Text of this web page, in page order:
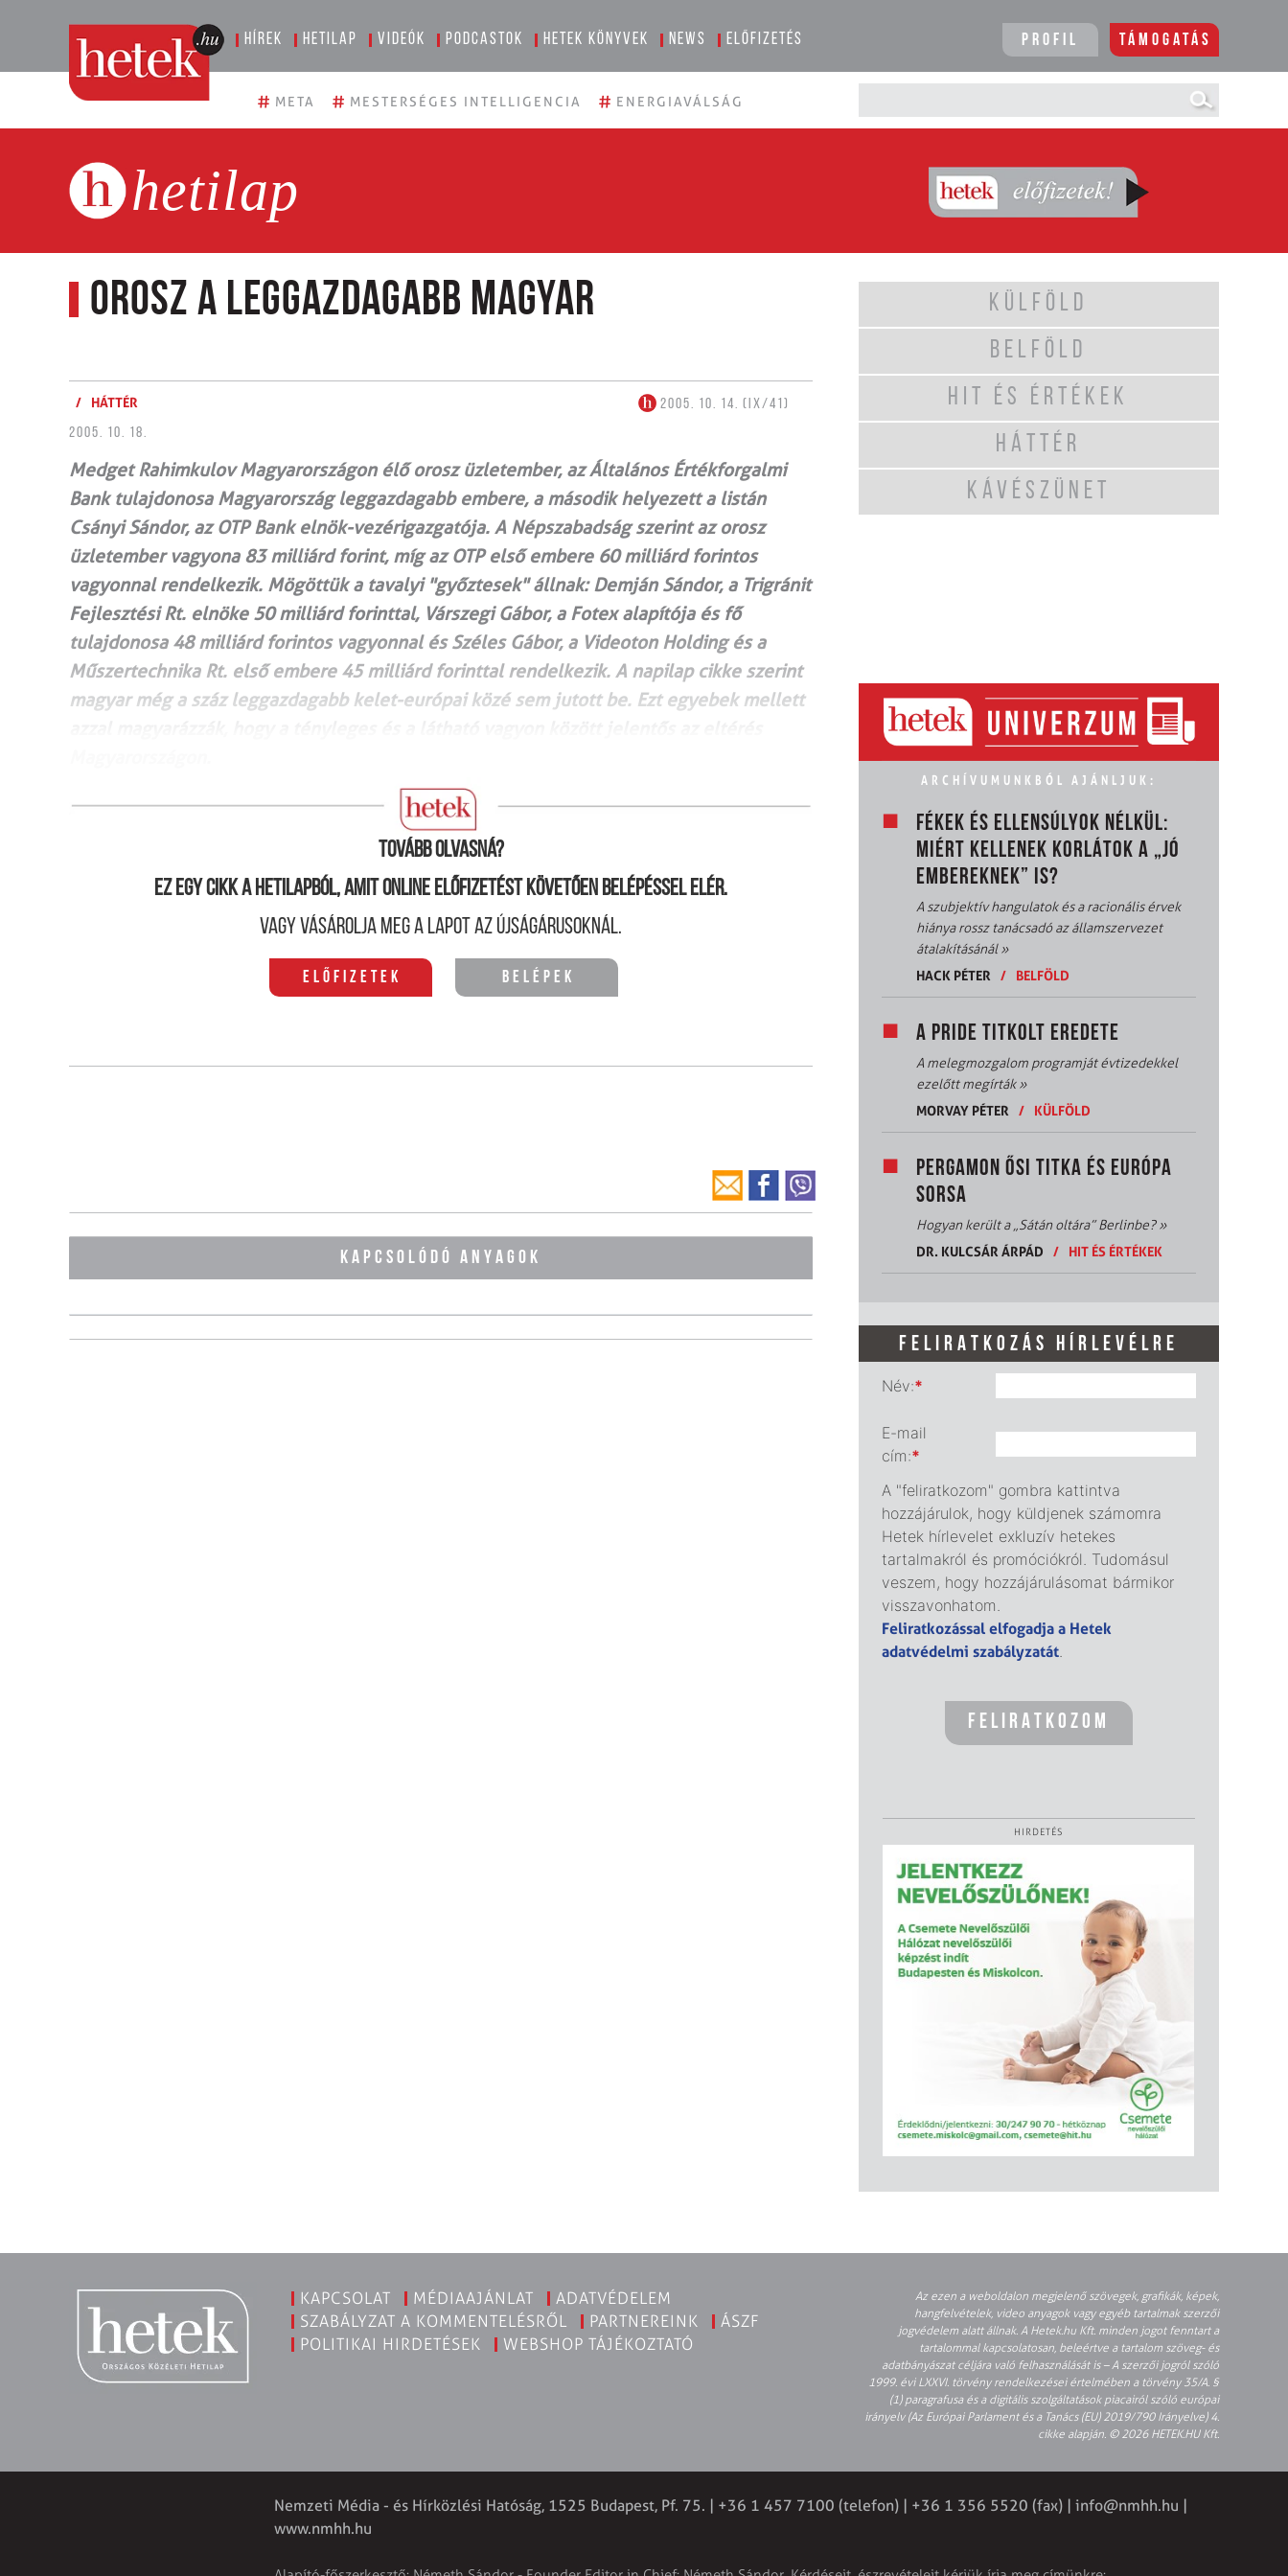
Hírek Hetilap Videók Podcastok Hetek könyvek News Előfizetés Profil Támogatás
# META # MESTERSÉGES INTELLIGENCIA # ENERGIAVÁLSÁG
hetilap
Orosz a leggazdagabb magyar
/ HÁTTÉR
2005. 10. 14. (IX/41)
2005. 10. 18.
Medget Rahimkulov Magyarországon élő orosz üzletember, az Általános Értékforgalmi
Bank tulajdonosa Magyarország leggazdagabb embere, a második helyezett a listán
Csányi Sándor, az OTP Bank elnök-vezérigazgatója. A Népszabadság szerint az orosz
üzletember vagyona 83 milliárd forint, míg az OTP első embere 60 milliárd forintos
vagyonnal rendelkezik. Mögöttük a tavalyi "győztesek" állnak: Demján Sándor, a Trigránit
Fejlesztési Rt. elnöke 50 milliárd forinttal, Várszegi Gábor, a Fotex alapítója és fő
tulajdonosa 48 milliárd forintos vagyonnal és Széles Gábor, a Videoton Holding és a
Műszertechnika Rt. első embere 45 milliárd forinttal rendelkezik. A napilap cikke szerint
magyar még a száz leggazdagabb kelet-európai közé sem jutott be. Ezt egyebek mellett
Tovább olvasná?
Ez egy cikk a hetilapból, amit online előfizetést követően belépéssel elér.
Vagy vásárolja meg a lapot az újságárusoknál.
Előfizetek Belépek
KAPCSOLÓDÓ ANYAGOK
KÜLFÖLD
BELFÖLD
HIT ÉS ÉRTÉKEK
HÁTTÉR
KÁVÉSZÜNET
ARCHÍVUMUNKBÓL AJÁNLJUK:
FÉKEK ÉS ELLENSÚLYOK NÉLKÜL:
MIÉRT KELLENEK KORLÁTOK A „JÓ
EMBEREKNEK” IS?
A szubjektív hangulatok és a racionális érvek
hiánya rossz tanácsadó az államszervezet
átalakításánál»
HACK PÉTER
/ BELFÖLD
A PRIDE TITKOLT EREDETE
A melegmozgalom programját évtizedekkel
ezelőtt megírták»
MORVAY PÉTER
/ KÜLFÖLD
PERGAMON ŐSI TITKA ÉS EURÓPA
SORSA
Hogyan került a „Sátán oltára” Berlinbe?»
DR. KULCSÁR ÁRPÁD
/ HIT ÉS ÉRTÉKEK
FELIRATKOZÁS HÍRLEVÉLRE
Név:*
E-mail
cím:*
A "feliratkozom" gombra kattintva
hozzájárulok, hogy küldjenek számomra
Hetek hírlevelet exkluzív hetekes
tartalmakról és promóciókról. Tudomásul
veszem, hogy hozzájárulásomat bármikor
visszavonhatom.
Feliratkozással elfogadja a Hetek
adatvédelmi szabályzatát.
HIRDETÉS
KAPCSOLAT MÉDIAAJÁNLAT
ADATVÉDELEM
SZABÁLYZAT A KOMMENTELÉSRŐL
PARTNEREINK
ÁSZF
POLITIKAI HIRDETÉSEK
WEBSHOP TÁJÉKOZTATÓ
Az ezen a weboldalon megjelenő szövegek, grafikák, képek,
hangfelvételek, video anyagok vagy egyéb tartalmak szerzői
jogvédelem alatt állnak. A Hetek.hu Kft. minden jogot fenntart a
tartalommal kapcsolatosan, beleértve a tartalom szöveg- és
adatbányászat céljára való felhasználását is – A szerzői jogról szóló
1999. évi LXXVI. törvény rendelkezései értelmében a törvény 35/A. §
(1) paragrafusa és a digitális szolgáltatások piacairól szóló európai
irányelv (Az Európai Parlament és a Tanács (EU) 2019/790 Irányelve) 4.
cikke alapján. © 2026 HETEK.HU Kft.
Nemzeti Média - és Hírközlési Hatóság, 1525 Budapest, Pf. 75. | +36 1 457 7100 (telefon) | +36 1 356 5520 (fax) | info@nmhh.hu
www.nmhh.hu